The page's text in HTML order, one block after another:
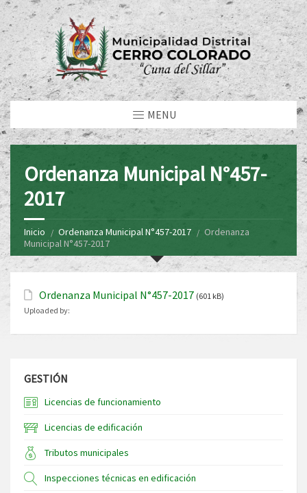
MENU
Ordenanza Municipal N°457-
2017
Inicio Ordenanza Municipal N°457-2017
Ordenanza
Municipal N°457-2017
Ordenanza Municipal N°457-2017 (601 kB)
Uploaded by:
GESTIÓN
Licencias de funcionamiento
Licencias de edificación
Tributos municipales
Inspecciones técnicas en edificación